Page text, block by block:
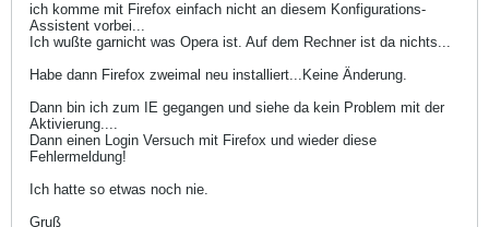
ich komme mit Firefox einfach nicht an diesem Konfigurations-
Assistent vorbei...
Ich wußte garnicht was Opera ist. Auf dem Rechner ist da nichts...
Habe dann Firefox zweimal neu installiert...Keine Änderung.
Dann bin ich zum IE gegangen und siehe da kein Problem mit der
Aktivierung....
Dann einen Login Versuch mit Firefox und wieder diese
Fehlermeldung!
Ich hatte so etwas noch nie.
Gruß